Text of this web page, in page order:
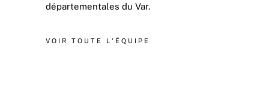
départementales du Var.
VOIR TOUTE L'ÉQUIPE